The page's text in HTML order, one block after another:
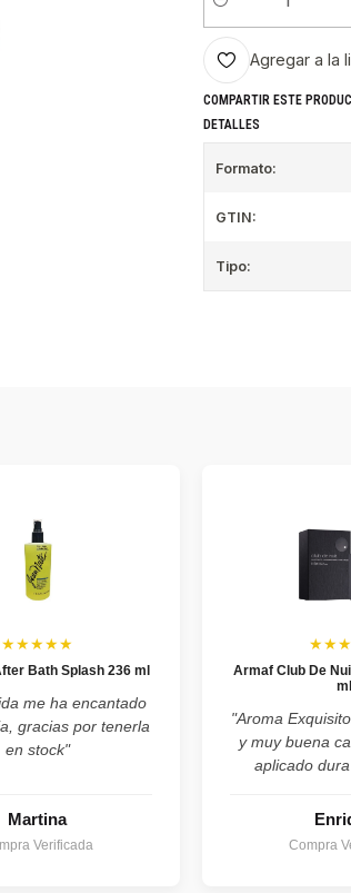
Cantidad
Agregar a la
COMPARTIR ESTE
DETALLES
Formato:
GTIN:
Tipo:
★★★★★
Bath Splash 236 ml
me ha encantado
gracias por tenerla
en stock"
Martina
Verificada
Armaf Club De
ml
"Aroma
y muy buena
aplicado
Compra